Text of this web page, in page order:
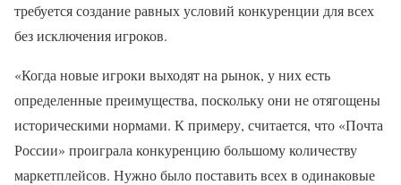
требуется создание равных условий конкуренции для всех
без исключения игроков.
«Когда новые игроки выходят на рынок, у них есть
определенные преимущества, поскольку они не отягощены
историческими нормами. К примеру, считается, что «Почта
России» проиграла конкуренцию большому количеству
маркетплейсов. Нужно было поставить всех в одинаковые